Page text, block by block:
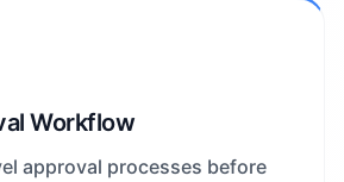
Workflow
approval processes before